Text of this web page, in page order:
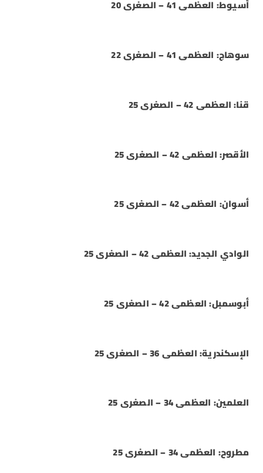
أسيوط: العظمى 41 – الصغرى 20
سوهاج: العظمى 41 – الصغرى 22
قنا: العظمى 42 – الصغرى 25
الأقصر: العظمى 42 – الصغرى 25
أسوان: العظمى 42 – الصغرى 25
الوادي الجديد: العظمى 42 – الصغرى 25
أبوسمبل: العظمى 42 – الصغرى 25
الإسكندرية: العظمى 36 – الصغرى 25
العلمين: العظمى 34 – الصغرى 25
مطروح: العظمى 34 – الصغرى 25